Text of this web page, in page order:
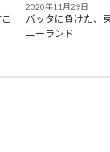
2020年11月29日
バッタに負けた、
ニーランド